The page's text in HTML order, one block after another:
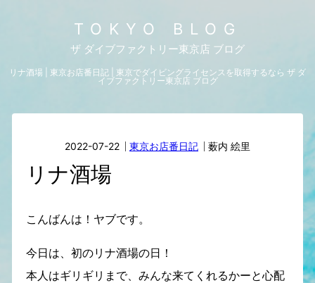
TOKYO BLOG
ザ ダイブファクトリー東京店 ブログ
リナ酒場 | 東京お店番日記 | 東京でダイビングライセンスを取得するなら ザ ダ
イブファクトリー東京店 ブログ
2022-07-22 東京お店番日記 薮内 絵里
リナ酒場
こんばんは！ヤブです。
今日は、初のリナ酒場の日！
本人はギリギリまで、みんな来てくれるかーと心配